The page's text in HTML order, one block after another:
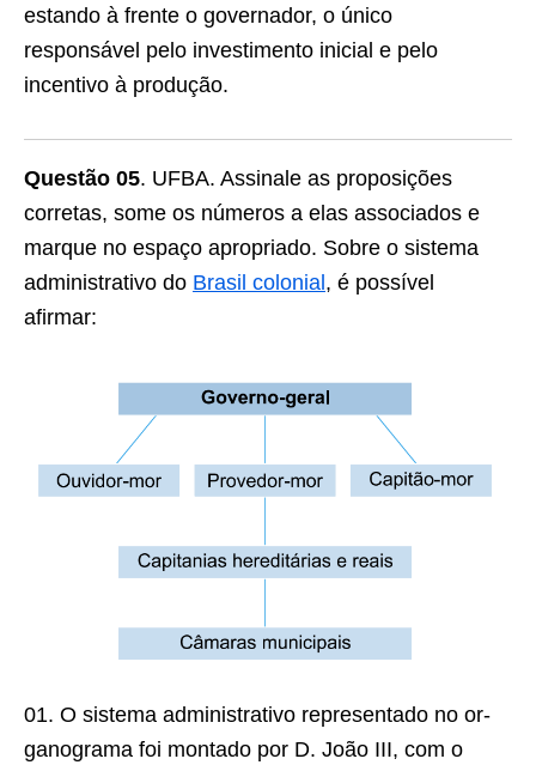
estando à frente o governador, o único
responsável pelo investimento inicial e pelo
incentivo à produ­ção.
Questão 05. UFBA. Assinale as proposições
corretas, some os números a elas associados e
marque no espaço apropriado. Sobre o sistema
administrativo do Brasil colonial , é possível
afirmar:
01. O sistema administrativo representado no or­
ganograma foi montado por D. João III, com o